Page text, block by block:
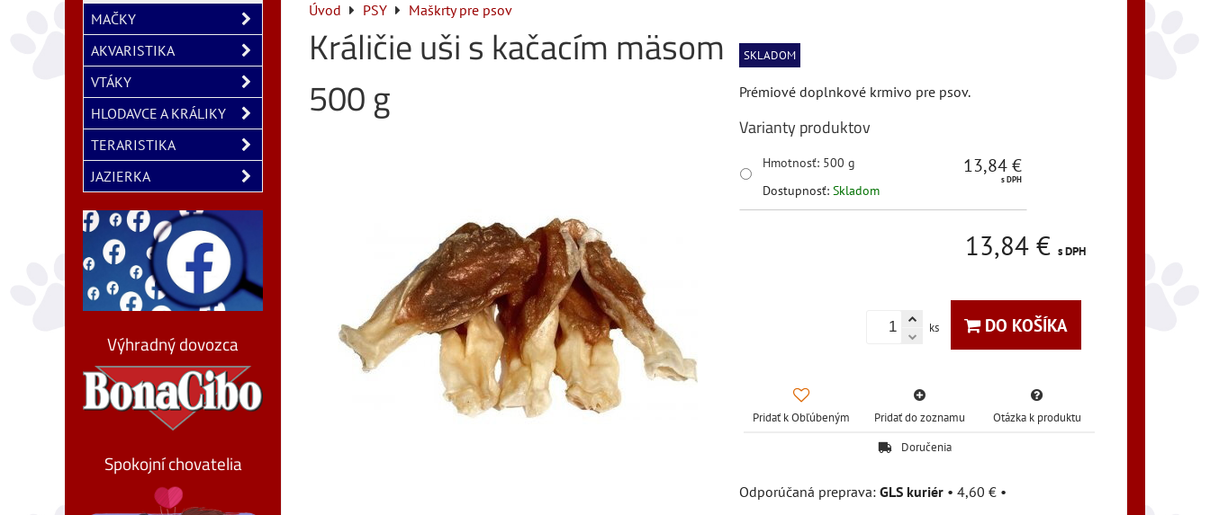
Úvod PSY Maškrty pre psov
Králičie uši s kačacím mäsom
500 g
SKLADOM
Prémiové doplnkové krmivo pre psov.
Varianty produktov
Hmotnosť: 500 g
Dostupnosť: Skladom
13,84 €
s DPH
13,84 € s DPH
ks DO KOŠÍKA
Pridať k Obľúbeným Pridať do zoznamu
Otázka k produktu
Doručenia
GLS kuriér • 4,60 € •
MAČKY
AKVARISTIKA
VTÁKY
HLODAVCE A KRÁLIKY
TERARISTIKA
JAZIERKA
Výhradný dovozca
Spokojní chovatelia